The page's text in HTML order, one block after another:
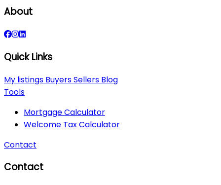
About
Quick Links
My listings BuyersSellers Blog
Tools
Mortgage Calculator
Welcome Tax Calculator
Contact
Contact